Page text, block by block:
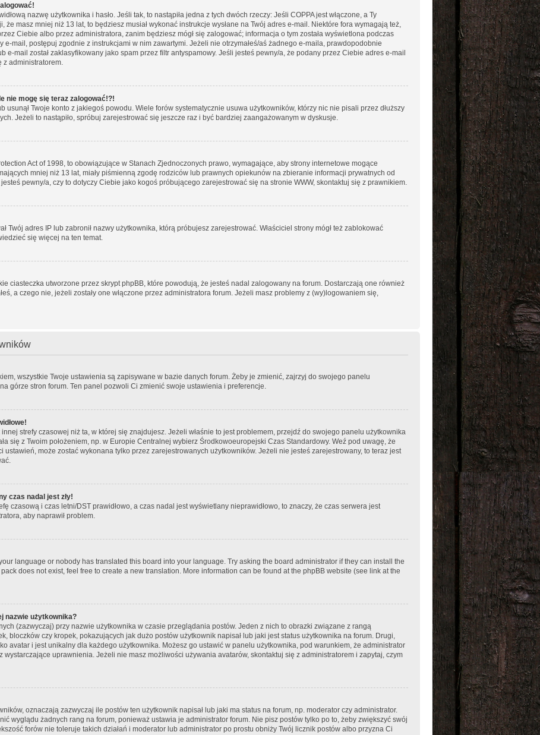
nazwę użytkownika i hasło. Jeśli tak, to nastąpiła jedna z tych dwóch rzeczy: Jeśli COPPA jest włączone, a Ty
że masz mniej niż 13 lat, to będziesz musiał wykonać instrukcje wysłane na Twój adres e-mail. Niektóre fora wymagają też,
Ciebie albo przez administratora, zanim będziesz mógł się zalogować; informacja o tym została wyświetlona podczas
e-mail, postępuj zgodnie z instrukcjami w nim zawartymi. Jeżeli nie otrzymałeś/aś żadnego e-maila, prawdopodobnie
e-mail został zaklasyfikowany jako spam przez filtr antyspamowy. Jeśli jesteś pewny/a, że podany przez Ciebie adres e-mail
z administratorem.
nie mogę się teraz zalogować!?!
usunął Twoje konto z jakiegoś powodu. Wiele forów systematycznie usuwa użytkowników, którzy nic nie pisali przez dłuższy
Jeżeli to nastąpiło, spróbuj zarejestrować się jeszcze raz i być bardziej zaangażowanym w dyskusje.
Act of 1998, to obowiązujące w Stanach Zjednoczonych prawo, wymagające, aby strony internetowe mogące
mniej niż 13 lat, miały piśmienną zgodę rodziców lub prawnych opiekunów na zbieranie informacji prywatnych od
pewny/a, czy to dotyczy Ciebie jako kogoś próbującego zarejestrować się na stronie WWW, skontaktuj się z prawnikiem.
Twój adres IP lub zabronił nazwy użytkownika, którą próbujesz zarejestrować. Właściciel strony mógł też zablokować
się więcej na ten temat.
ciasteczka utworzone przez skrypt phpBB, które powodują, że jesteś nadal zalogowany na forum. Dostarczają one również
a czego nie, jeżeli zostały one włączone przez administratora forum. Jeżeli masz problemy z (wy)logowaniem się,
wszystkie Twoje ustawienia są zapisywane w bazie danych forum. Żeby je zmienić, zajrzyj do swojego panelu
górze stron forum. Ten panel pozwoli Ci zmienić swoje ustawienia i preferencje.
strefy czasowej niż ta, w której się znajdujesz. Jeżeli właśnie to jest problemem, przejdź do swojego panelu użytkownika
się z Twoim położeniem, np. w Europie Centralnej wybierz Środkowoeuropejski Czas Standardowy. Weź pod uwagę, że
ustawień, może zostać wykonana tylko przez zarejestrowanych użytkowników. Jeżeli nie jesteś zarejestrowany, to teraz jest
czas nadal jest zły!
czasową i czas letni/DST prawidłowo, a czas nadal jest wyświetlany nieprawidłowo, to znaczy, że czas serwera jest
aby naprawił problem.
language or nobody has translated this board into your language. Try asking the board administrator if they can install the
does not exist, feel free to create a new translation. More information can be found at the phpBB website (see link at the
nazwie użytkownika?
(zazwyczaj) przy nazwie użytkownika w czasie przeglądania postów. Jeden z nich to obrazki związane z rangą
bloczków czy kropek, pokazujących jak dużo postów użytkownik napisał lub jaki jest status użytkownika na forum. Drugi,
avatar i jest unikalny dla każdego użytkownika. Możesz go ustawić w panelu użytkownika, pod warunkiem, że administrator
wystarczające uprawnienia. Jeżeli nie masz możliwości używania avatarów, skontaktuj się z administratorem i zapytaj, czym
oznaczają zazwyczaj ile postów ten użytkownik napisał lub jaki ma status na forum, np. moderator czy administrator.
wyglądu żadnych rang na forum, ponieważ ustawia je administrator forum. Nie pisz postów tylko po to, żeby zwiększyć swój
forów nie toleruje takich działań i moderator lub administrator po prostu obniży Twój licznik postów albo przyzna Ci